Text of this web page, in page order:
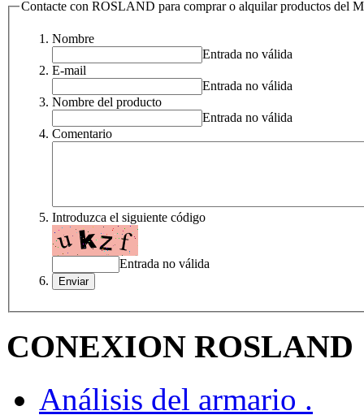
Contacte con ROSLAND para comprar o alquilar productos del
Nombre
Entrada no válida
E-mail
Entrada no válida
Nombre del producto
Entrada no válida
Comentario
Introduzca el siguiente código
Entrada no válida
CONEXION ROSLAND
Análisis del armario .